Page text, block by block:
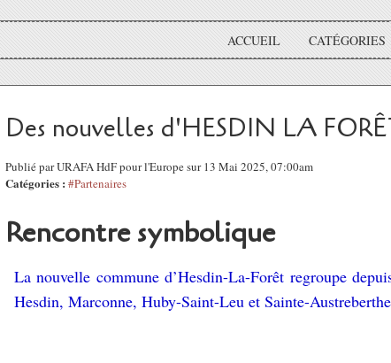
ACCUEIL CATÉGORIES
Des nouvelles d'HESDIN LA
Publié par URAFA HdF pour l'Europe sur 13 Mai 2025, 07:00am
Catégories : #Partenaires
Rencontre symbolique
La nouvelle commune d’Hesdin-La-Forêt regroupe
Hesdin, Marconne, Huby-Saint-Leu et Sainte-